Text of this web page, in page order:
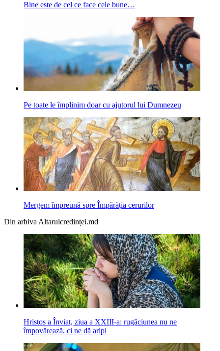
Bine este de cel ce face cele bune…
Pe toate le împlinim doar cu ajutorul lui Dumnezeu
Mergem împreună spre Împărăția cerurilor
Din arhiva Altarulcredinței.md
Hristos a Înviat, ziua a XXIII-a: rugăciunea nu ne
împovărează, ci ne dă aripi